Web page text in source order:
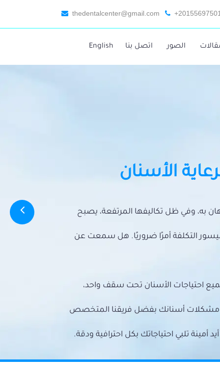
thedentalcenter@gmail.com
الصور اتصل بنا English
الأسنان
به، وفي ظل تكاليفها المرتفعة، يصبح
التكلفة أمرًا ضروريًا. هل سمعت عن
احتياجات الأسنان تحت سقف واحد،
مشكلات أسنانك بفضل فريقنا المتخصص
تلبي احتياجاتك بكل احترافية ودقة.